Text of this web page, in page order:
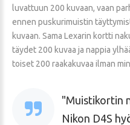
luvattuun 200 kuvaan, vaan
ennen puskurimuistin
kuvaan. Sama Lexarin kortti
täydet 200 kuvaa ja nappia
toiset 200 raakakuvaa ilman
Muistikortin
Nikon D4S